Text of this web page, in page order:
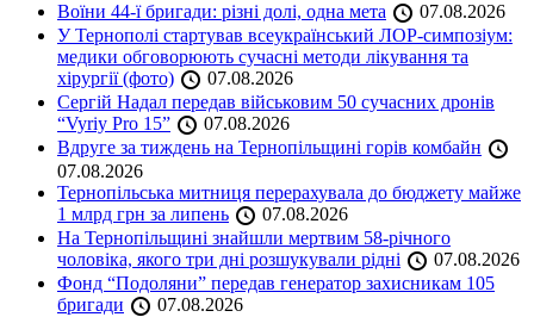
Воїни 44-ї бригади: різні долі, одна мета
07.08.2026
У Тернополі стартував всеукраїнський ЛОР-симпозіум:
медики обговорюють сучасні методи лікування та
хірургії (фото)
07.08.2026
Сергій Надал передав військовим 50 сучасних дронів
“Vyriy Pro 15”
07.08.2026
Вдруге за тиждень на Тернопільщині горів комбайн
07.08.2026
Тернопільська митниця перерахувала до бюджету майже
1 млрд грн за липень
07.08.2026
На Тернопільщині знайшли мертвим 58-річного
чоловіка, якого три дні розшукували рідні
07.08.2026
Фонд “Подоляни” передав генератор захисникам 105
бригади
07.08.2026